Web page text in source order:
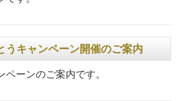
うキャンペーン開催のご案内
ーンのご案内です。